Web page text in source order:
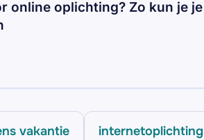
online oplichting? Zo kun je
vakantie internetoplichting